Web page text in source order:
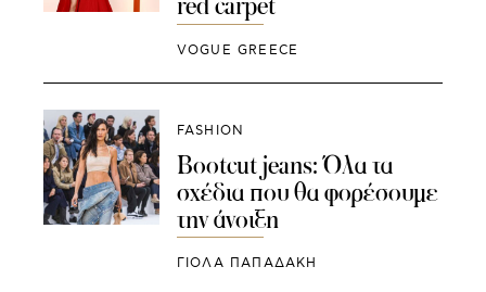
VOGUE GREECE
FASHION
Bootcut jeans: Όλα τα
σχέδια που θα φορέσουμε
την άνοιξη
ΓΙΌΛΑ ΠΑΠΑΔΆΚΗ